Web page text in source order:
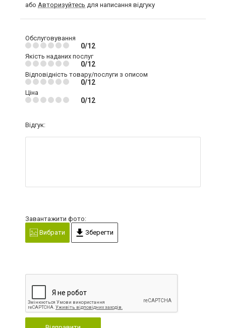
або Авторизуйтесь для написання відгуку
Обслуговування
0/12
Якість наданих послуг
0/12
Відповідність товару/послуги з описом
0/12
Ціна
0/12
Відгук:
Завантажити фото:
Вибрати
Зберегти